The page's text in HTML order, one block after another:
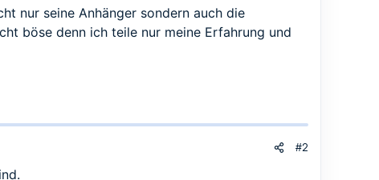
nur seine Anhänger sondern auch die
böse denn ich teile nur meine Erfahrung und
#2